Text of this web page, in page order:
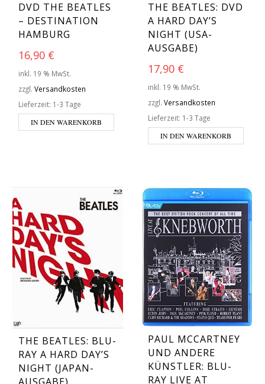
DVD THE BEATLES
– DESTINATION
HAMBURG
16,90 €
inkl. 19 % MwSt.
zzgl. Versandkosten
Lieferzeit: 1-3 Tage
IN DEN WARENKORB
THE BEATLES: DVD
A HARD DAY’S
NIGHT (USA-
AUSGABE)
17,90 €
inkl. 19 % MwSt.
zzgl. Versandkosten
Lieferzeit: 1-3 Tage
IN DEN WARENKORB
THE BEATLES: BLU-
RAY A HARD DAY’S
NIGHT (JAPAN-
PAUL MCCARTNEY
UND ANDERE
KÜNSTLER: BLU-
RAY LIVE AT